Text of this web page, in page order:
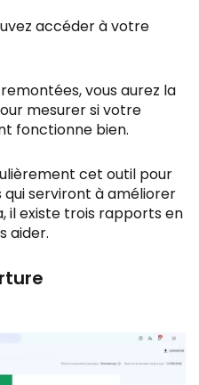
accéder à votre
vous aurez la
mesurer si votre
fonctionne bien.
cet outil pour
serviront à améliorer
il existe trois rapports en
aider.